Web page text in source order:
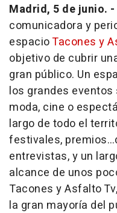
Madrid, 5 de junio. -
comunicadora y
espacioTacones y
objetivo de cubrir
gran público. Un
los grandes
moda, cine o
largo de todo el
festivales,
entrevistas, y un
alcance de unos
Tacones y Asfalto
la gran mayoría del